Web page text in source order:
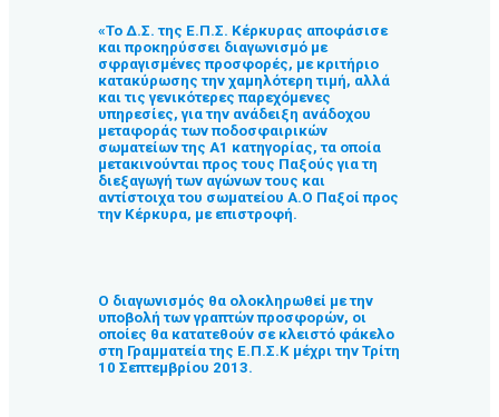
«Το Δ.Σ. της Ε.Π.Σ. Κέρκυρας αποφάσισε
και προκηρύσσει διαγωνισμό με
σφραγισμένες προσφορές, με κριτήριο
κατακύρωσης την χαμηλότερη τιμή, αλλά
και τις γενικότερες παρεχόμενες
υπηρεσίες, για την ανάδειξη ανάδοχου
μεταφοράς των ποδοσφαιρικών
σωματείων της Α1 κατηγορίας, τα οποία
μετακινούνται προς τους Παξούς για τη
διεξαγωγή των αγώνων τους και
αντίστοιχα του σωματείου Α.Ο Παξοί προς
την Κέρκυρα, με επιστροφή.
Ο διαγωνισμός θα ολοκληρωθεί με την
υποβολή των γραπτών προσφορών, οι
οποίες θα κατατεθούν σε κλειστό φάκελο
στη Γραμματεία της Ε.Π.Σ.Κ μέχρι την Τρίτη
10 Σεπτεμβρίου 2013.